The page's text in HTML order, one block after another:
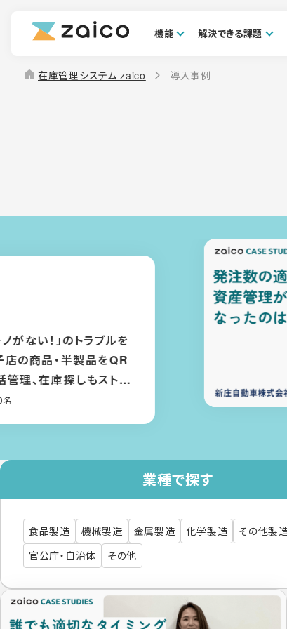
機能 解決できる課題
home 在庫管理システム zaico 導入事例
一番大きな効果は「部品マスタ」を整
備できたこと。棚に貼ったQRコードで
入出庫管理、資産計上もできるように
業種で探す
食品製造 機械製造 金属製造 化学製造 その他製
官公庁・自治体
その他